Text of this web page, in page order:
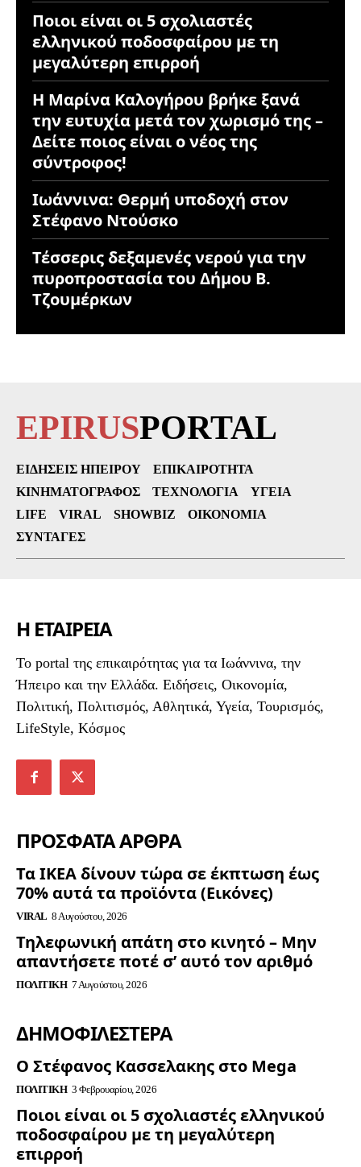
Ποιοι είναι οι 5 σχολιαστές
ελληνικού ποδοσφαίρου με τη
μεγαλύτερη επιρροή
Η Μαρίνα Καλογήρου βρήκε ξανά
την ευτυχία μετά τον χωρισμό της –
Δείτε ποιος είναι ο νέος της
σύντροφος!
Ιωάννινα: Θερμή υποδοχή στον
Στέφανο Ντούσκο
Τέσσερις δεξαμενές νερού για την
πυροπροστασία του Δήμου Β.
Τζουμέρκων
EPIRUSPORTAL
ΕΙΔΉΣΕΙΣ ΗΠΕΊΡΟΥ
ΕΠΙΚΑΙΡΌΤΗΤΑ
ΚΙΝΗΜΑΤΟΓΡΆΦΟΣ
ΤΕΧΝΟΛΟΓΊΑ
ΥΓΕΊΑ
LIFE
VIRAL SHOWBIZ
ΟΙΚΟΝΟΜΊΑ
ΣΥΝΤΑΓΈΣ
Η ΕΤΑΙΡΕΙΑ
To portal της επικαιρότητας για τα Ιωάννινα, την
Ήπειρο και την Ελλάδα. Ειδήσεις, Οικονομία,
Πολιτική, Πολιτισμός, Αθλητικά, Υγεία, Τουρισμός,
LifeStyle, Κόσμος
ΠΡΟΣΦΑΤΑ ΑΡΘΡΑ
Τα ΙΚΕΑ δίνουν τώρα σε έκπτωση έως
70% αυτά τα προϊόντα (Εικόνες)
VIRAL 8 Αυγούστου, 2026
Τηλεφωνική απάτη στο κινητό – Μην
απαντήσετε ποτέ σ’ αυτό τον αριθμό
ΠΟΛΙΤΙΚΉ 7 Αυγούστου, 2026
ΔΗΜΟΦΙΛΈΣΤΕΡΑ
Ο Στέφανος Κασσελακης στο Mega
ΠΟΛΙΤΙΚΉ 3 Φεβρουαρίου, 2026
Ποιοι είναι οι 5 σχολιαστές ελληνικού
ποδοσφαίρου με τη μεγαλύτερη
επιρροή